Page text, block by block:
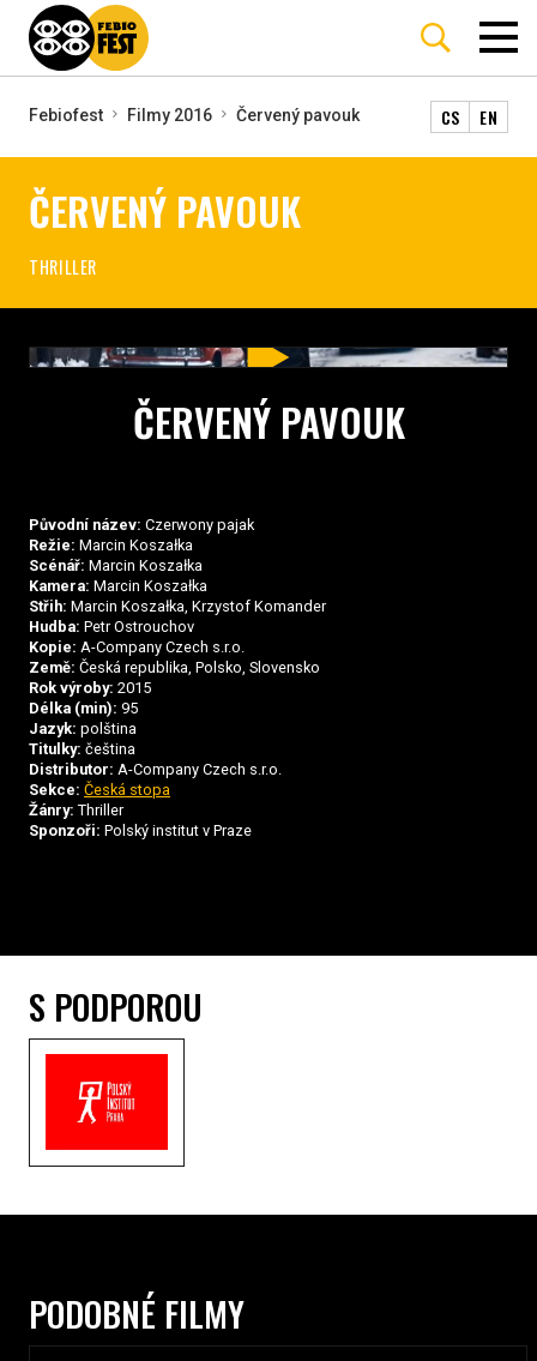
Febiofest Filmy 2016 Červený pavouk CS EN
ČERVENÝ PAVOUK
THRILLER
ČERVENÝ PAVOUK
Původní název: Czerwony pajak
Režie: Marcin Koszałka
Scénář: Marcin Koszałka
Kamera: Marcin Koszałka
Střih: Marcin Koszałka, Krzystof Komander
Hudba: Petr Ostrouchov
Kopie: A-Company Czech s.r.o.
Země: Česká republika, Polsko, Slovensko
Rok výroby: 2015
Délka (min): 95
Jazyk: polština
Titulky: čeština
Distributor: A-Company Czech s.r.o.
Sekce: Česká stopa
Žánry: Thriller
Sponzoři: Polský institut v Praze
S PODPOROU
PODOBNÉ FILMY